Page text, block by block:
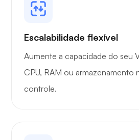
Escalabilidade flexível
Aumente a capacidade do seu
CPU, RAM ou armazenamento
controle.